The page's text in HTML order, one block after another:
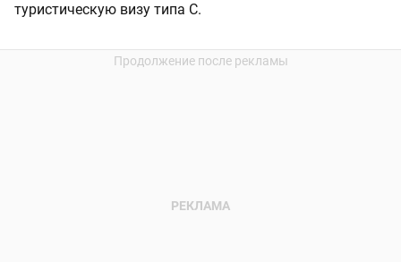
туристическую визу типа С.